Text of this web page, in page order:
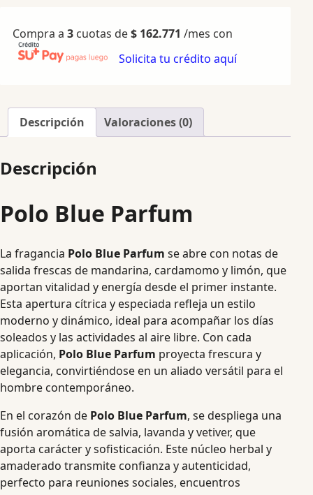
Compra a 3 cuotas de$ 162.771 /mes con
Solicita tu crédito aquí
Descripción Valoraciones (0)
Descripción
Polo Blue Parfum
La fragancia Polo Blue Parfum se abre con notas de
salida frescas de mandarina, cardamomo y limón, que
aportan vitalidad y energía desde el primer instante.
Esta apertura cítrica y especiada refleja un estilo
moderno y dinámico, ideal para acompañar los días
soleados y las actividades al aire libre. Con cada
aplicación, Polo Blue Parfum proyecta frescura y
elegancia, convirtiéndose en un aliado versátil para el
hombre contemporáneo.
En el corazón de Polo Blue Parfum, se despliega una
fusión aromática de salvia, lavanda y vetiver, que
aporta carácter y sofisticación. Este núcleo herbal y
amaderado transmite confianza y autenticidad,
perfecto para reuniones sociales, encuentros